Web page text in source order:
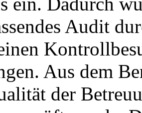
Audit
Aus dem
der